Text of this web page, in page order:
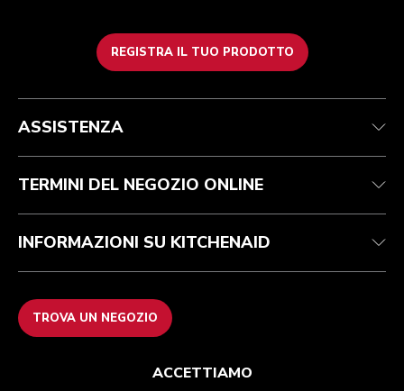
REGISTRA IL TUO PRODOTTO
Health Check
Traccia il tuo ordine
Garanzia e documentazione
FAQ
Termini e condizioni
Resi e rimborsi
Imprint
ODR
Per il marchio
Trova un negozio
ASSISTENZA
TERMINI DEL NEGOZIO ONLINE
INFORMAZIONI SU KITCHENAID
TROVA UN NEGOZIO
ACCETTIAMO